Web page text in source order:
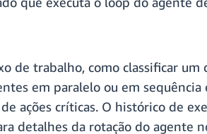
de trabalho, como classificar
em paralelo ou em
ações críticas. O histórico de
detalhes da rotação do agente